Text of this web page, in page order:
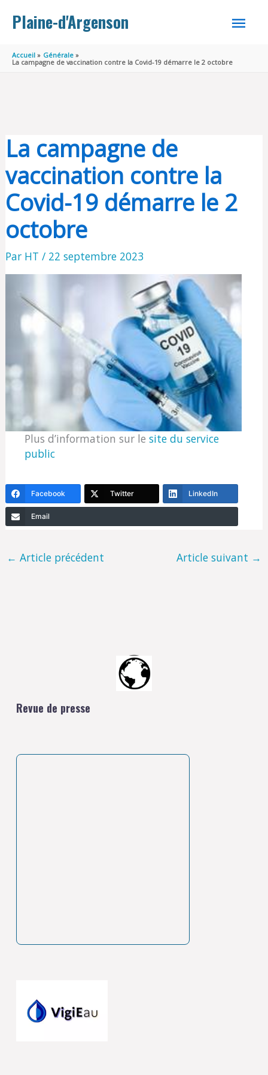
Plaine-d'Argenson
MENU
Accueil
Générale
La campagne de vaccination contre la Covid-19 démarre le 2 octobre
La campagne de
vaccination contre la
Covid-19 démarre le 2
octobre
Par HT/ 22 septembre 2023
Plus d’information sur le site du service
public
Facebook Twitter LinkedIn
Email
← Article précédent Article suivant →
Revue de presse